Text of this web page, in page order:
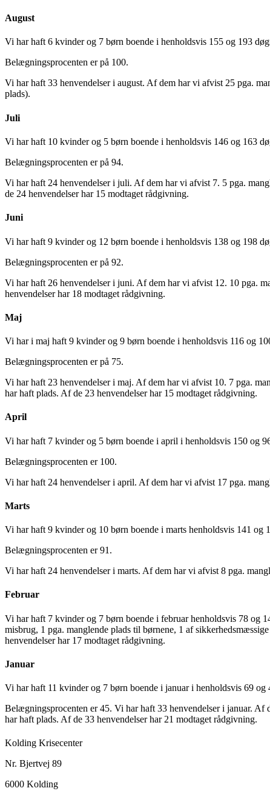
August
Vi har haft 6 kvinder og 7 børn boende i henholdsvis 155 og 193
Belægningsprocenten er på 100.
Vi har haft 33 henvendelser i august. Af dem har vi afvist 25 pga.
plads).
Juli
Vi har haft 10 kvinder og 5 børn boende i henholdsvis 146 og 163
Belægningsprocenten er på 94.
Vi har haft 24 henvendelser i juli. Af dem har vi afvist 7. 5 pga.
de 24 henvendelser har 15 modtaget rådgivning.
Juni
Vi har haft 9 kvinder og 12 børn boende i henholdsvis 138 og 198
Belægningsprocenten er på 92.
Vi har haft 26 henvendelser i juni. Af dem har vi afvist 12. 10 pga.
henvendelser har 18 modtaget rådgivning.
Maj
Vi har i maj haft 9 kvinder og 9 børn boende i henholdsvis 116 og
Belægningsprocenten er på 75.
Vi har haft 23 henvendelser i maj. Af dem har vi afvist 10. 7 pga.
har haft plads. Af de 23 henvendelser har 15 modtaget rådgivning.
April
Vi har haft 7 kvinder og 5 børn boende i april i henholdsvis 150 og
Belægningsprocenten er 100.
Vi har haft 24 henvendelser i april. Af dem har vi afvist 17 pga.
Marts
Vi har haft 9 kvinder og 10 børn boende i marts henholdsvis 141 og
Belægningsprocenten er 91.
Vi har haft 24 henvendelser i marts. Af dem har vi afvist 8 pga.
Februar
Vi har haft 7 kvinder og 7 børn boende i februar henholdsvis 78 og
misbrug, 1 pga. manglende plads til børnene, 1 af
henvendelser har 17 modtaget rådgivning.
Januar
Vi har haft 11 kvinder og 7 børn boende i januar i henholdsvis 69 og
Belægningsprocenten er 45. Vi har haft 33 henvendelser i januar. Af
har haft plads. Af de 33 henvendelser har 21 modtaget rådgivning.
Kolding Krisecenter
Nr. Bjertvej 89
6000 Kolding